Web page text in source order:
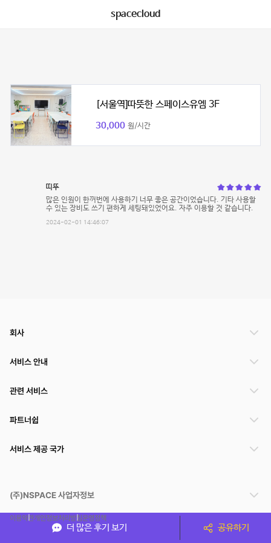
spacecloud
[서울역]따뜻한 스페이스유엠 3F
30,000 원/시간
띠뚜
많은 인원이 한꺼번에 사용하기 너무 좋은 공간이었습니다. 기타 사용할
수 있는 장비도 쓰기 편하게 세팅돼있었어요. 자주 이용할 것 같습니다.
2024-02-01 14:46:07
더 많은 후기 보기 공유하기
회사
서비스 안내
관련 서비스
파트너쉽
서비스 제공 국가
(주)NSPACE 사업자정보
이용약관개인정보처리방침운영정책
스페이스클라우드는 통신판매중개자이며 통신판매의 당사자가 아닙니다. 따라서 스페이스클